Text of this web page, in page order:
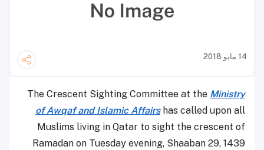
14 مايو 2018
The Crescent Sighting Committee at the Ministry
ofAwqaf and Islamic Affairshas called upon all
Muslims living in Qatar to sight the crescent of
Ramadan on Tuesday evening, Shaaban 29, 1439